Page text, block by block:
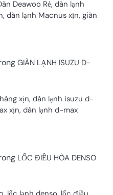
Deawoo Rẻ, dàn lạnh
dàn lạnh Macnus xịn, giàn
GIÀN LẠNH ISUZU D-
xịn, dàn lạnh isuzu d-
xịn, dàn lạnh d-max
LỐC ĐIỀU HÒA DENSO